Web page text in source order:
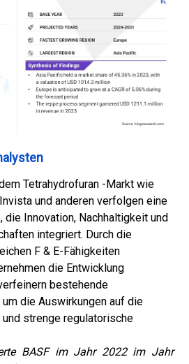
Tetrahydrofuran -Markt wie
und anderen verfolgen eine
Innovation, Nachhaltigkeit und
integriert. Durch die
F & E-Fähigkeiten
die Entwicklung
bestehende
die Auswirkungen auf die
strenge regulatorische
BASF im Jahr 2022 im Jahr